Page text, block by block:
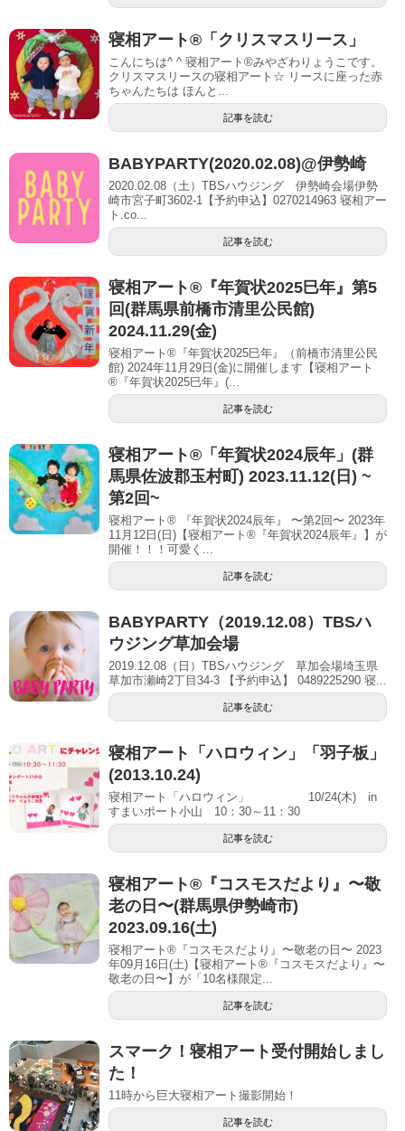
寝相アート®︎「クリスマスリース」
こんにちは^ ^ 寝相アート®︎みやざわりょうこです。
クリスマスリースの寝相アート☆ リースに座った赤
ちゃんたちは ほんと...
記事を読む
BABYPARTY(2020.02.08)@伊勢崎
2020.02.08（土）TBSハウジング 伊勢崎会場伊勢
崎市宮子町3602-1【予約申込】0270214963 寝相アー
ト.co...
記事を読む
寝相アート®︎『年賀状2025巳年』第5
回(群馬県前橋市清里公民館)
2024.11.29(金)
寝相アート®『年賀状2025巳年』（前橋市清里公民
館) 2024年11月29日(金)に開催します【寝相アート
®︎『年賀状2025巳年』(...
記事を読む
寝相アート®︎「年賀状2024辰年」(群
馬県佐波郡玉村町) 2023.11.12(日) ~
第2回~
寝相アート® 『年賀状2024辰年』 〜第2回〜 2023年
11月12日(日)【寝相アート®︎『年賀状2024辰年』】が
開催！！！可愛く...
記事を読む
BABYPARTY（2019.12.08）TBSハ
ウジング草加会場
2019.12.08（日）TBSハウジング 草加会場埼玉県
草加市瀬崎2丁目34-3 【予約申込】 0489225290 寝...
記事を読む
寝相アート「ハロウィン」「羽子板」
(2013.10.24)
寝相アート「ハロウィン」 10/24(木) in
すまいポート小山 10：30～11：30
記事を読む
寝相アート®︎『コスモスだより』〜敬
老の日〜(群馬県伊勢崎市)
2023.09.16(土)
寝相アート®『コスモスだより』〜敬老の日〜 2023
年09月16日(土)【寝相アート®︎『コスモスだより』〜
敬老の日〜】が「10名様限定...
記事を読む
スマーク！寝相アート受付開始しまし
た！
11時から巨大寝相アート撮影開始！
記事を読む